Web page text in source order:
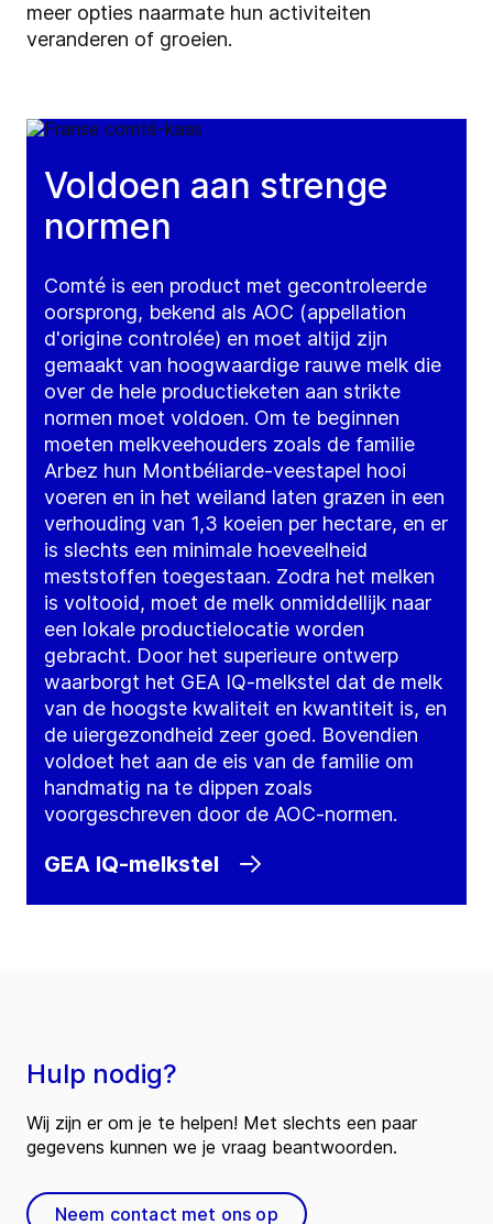
meer opties naarmate hun activiteiten
veranderen of groeien.
Voldoen aan strenge
normen
Comté is een product met gecontroleerde
oorsprong, bekend als AOC (appellation
d'origine controlée) en moet altijd zijn
gemaakt van hoogwaardige rauwe melk die
over de hele productieketen aan strikte
normen moet voldoen. Om te beginnen
moeten melkveehouders zoals de familie
Arbez hun Montbéliarde-veestapel hooi
voeren en in het weiland laten grazen in een
verhouding van 1,3 koeien per hectare, en er
is slechts een minimale hoeveelheid
meststoffen toegestaan. Zodra het melken
is voltooid, moet de melk onmiddellijk naar
een lokale productielocatie worden
gebracht. Door het superieure ontwerp
waarborgt het GEA IQ-melkstel dat de melk
van de hoogste kwaliteit en kwantiteit is, en
de uiergezondheid zeer goed. Bovendien
voldoet het aan de eis van de familie om
handmatig na te dippen zoals
voorgeschreven door de AOC-normen.
GEA IQ-melkstel
Hulp nodig?
Wij zijn er om je te helpen! Met slechts een paar
gegevens kunnen we je vraag beantwoorden.
Neem contact met ons op